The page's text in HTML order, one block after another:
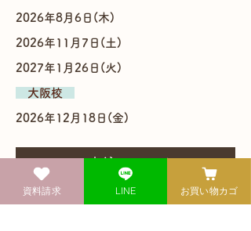
2026年8月6日(木)
2026年11月7日(土)
2027年1月26日(火)
​ 大阪校
2026年12月18日(金)
お申込はこちら
資料請求 LINE お買い物カゴ